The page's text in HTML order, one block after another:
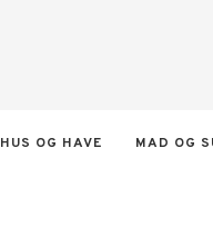
HUS OG HAVE MAD OG